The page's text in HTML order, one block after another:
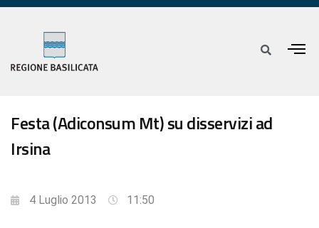
Festa (Adiconsum Mt) su disservizi ad
Irsina
4 Luglio 2013 11:50